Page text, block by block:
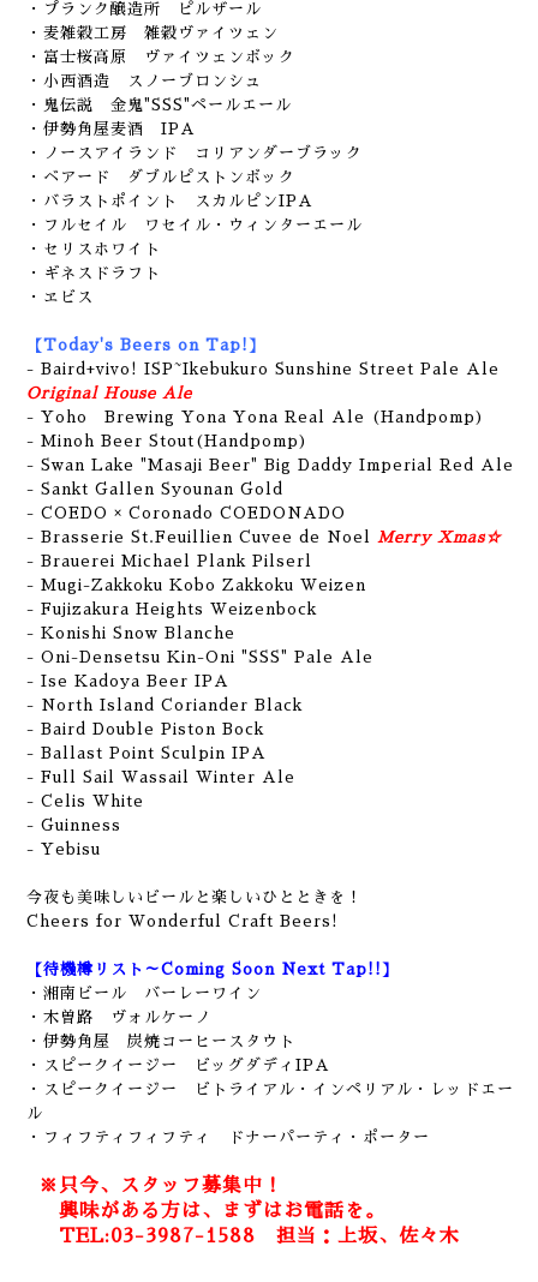
・プランク醸造所 ピルザール
・麦雑穀工房 雑穀ヴァイツェン
・富士桜高原 ヴァイツェンボック
・小西酒造 スノーブロンシュ
・鬼伝説 金鬼"SSS"ペールエール
・伊勢角屋麦酒 IPA
・ノースアイランド コリアンダーブラック
・ベアード ダブルピストンボック
・バラストポイント スカルピンIPA
・フルセイル ワセイル・ウィンターエール
・セリスホワイト
・ギネスドラフト
・ヱビス
【Today's Beers on Tap!】
- Baird+vivo! ISP~Ikebukuro Sunshine Street Pale Ale
Original House Ale
- Yoho Brewing Yona Yona Real Ale (Handpomp)
- Minoh Beer Stout(Handpomp)
- Swan Lake "Masaji Beer" Big Daddy Imperial Red Ale
- Sankt Gallen Syounan Gold
- COEDO × Coronado COEDONADO
- Brasserie St.Feuillien Cuvee de Noel
Merry Xmas☆
- Brauerei Michael Plank Pilserl
- Mugi-Zakkoku Kobo Zakkoku Weizen
- Fujizakura Heights Weizenbock
- Konishi Snow Blanche
- Oni-Densetsu Kin-Oni "SSS" Pale Ale
- Ise Kadoya Beer IPA
- North Island Coriander Black
- Baird Double Piston Bock
- Ballast Point Sculpin IPA
- Full Sail Wassail Winter Ale
- Celis White
- Guinness
- Yebisu
今夜も美味しいビールと楽しいひとときを！
Cheers for Wonderful Craft Beers!
【待機樽リスト～Coming Soon Next Tap!!】
・ 湘南ビール バーレーワイン
・木曽路 ヴォルケーノ
・伊勢角屋 炭焼コーヒースタウト
・スピークイージー ビッグダディIPA
・スピークイージー ビトライアル・インペリアル・レッドエー
ル
・フィフティフィフティ ドナーパーティ・ポーター
※只今、スタッフ募集中！
興味がある方は、まずはお電話を。
TEL:03-3987-1588 担当：上坂、佐々木